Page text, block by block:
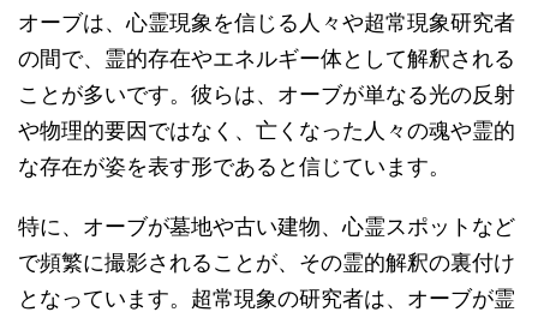
オーブは、心霊現象を信じる人々や超常現象研究者
の間で、霊的存在やエネルギー体として解釈される
ことが多いです。彼らは、オーブが単なる光の反射
や物理的要因ではなく、亡くなった人々の魂や霊的
な存在が姿を表す形であると信じています。
特に、オーブが墓地や古い建物、心霊スポットなど
で頻繁に撮影されることが、その霊的解釈の裏付け
となっています。超常現象の研究者は、オーブが霊